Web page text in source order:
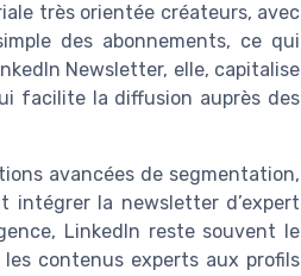
très orientée créateurs, avec
des abonnements, ce qui
Newsletter, elle, capitalise
facilite la diffusion auprès des
avancées de segmentation,
intégrer la newsletter d’expert
LinkedIn reste souvent le
contenus experts aux profils